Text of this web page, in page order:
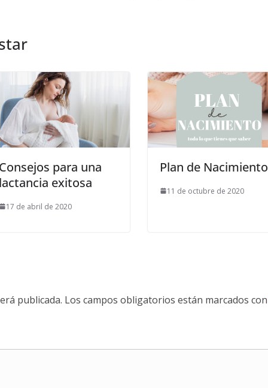
Consejos para una
lactancia exitosa
17 de abril de 2020
Plan de Nacimiento
11 de octubre de 2020
publicada. Los campos obligatorios están marcados con